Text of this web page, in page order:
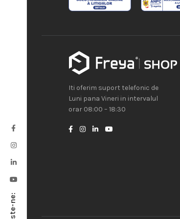
Iti oferim suport telefonic de
Luni pana Vineri in intervalul
orar 08:00 – 18:30